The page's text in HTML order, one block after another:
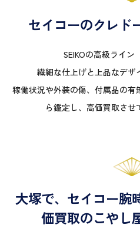
セイコーのクレド
SEIKOの高級ライン
繊細な仕上げと上品なデザ
稼働状況や外装の傷、付属品の
ら鑑定し、高価買取させ
大塚で、セイコー腕
価買取のこやし